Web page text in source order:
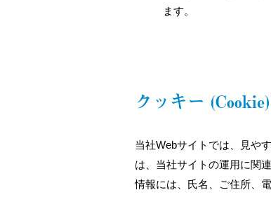
ます。
クッキー
当社Webサイトでは、見や
は、当社サイトの運用に関
情報には、氏名、ご住所、